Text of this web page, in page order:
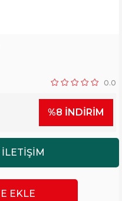
0.0
%8 İNDIRIM